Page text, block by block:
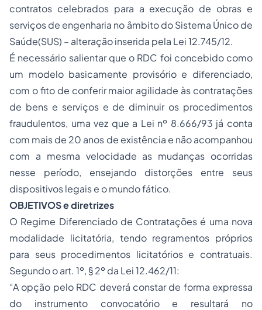
contratos celebrados para a execução de obras e
serviços de engenharia no âmbito do Sistema Único de
Saúde(SUS) – alteração inserida pela Lei 12.745/12.
É necessário salientar que o RDC foi concebido como
um modelo basicamente provisório e diferenciado,
com o fito de conferir maior agilidade às contratações
de bens e serviços e de diminuir os procedimentos
fraudulentos, uma vez que a Lei nº 8.666/93 já conta
com mais de 20 anos de existência e não acompanhou
com a mesma velocidade as mudanças ocorridas
nesse período, ensejando distorções entre seus
dispositivos legais e o mundo fático.
OBJETIVOS e diretrizes
O Regime Diferenciado de Contratações é uma nova
modalidade licitatória, tendo regramentos próprios
para seus procedimentos licitatórios e contratuais.
Segundo o art. 1º, § 2º da Lei 12.462/11:
“A opção pelo RDC deverá constar de forma expressa
do instrumento convocatório e resultará no